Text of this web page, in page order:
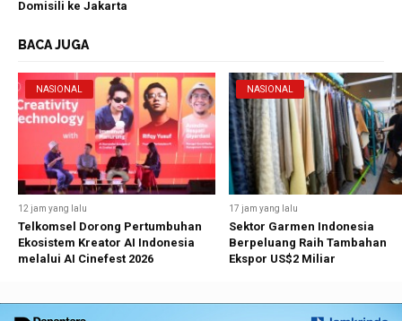
Domisili ke Jakarta
BACA JUGA
NASIONAL
12 jam yang lalu
Telkomsel Dorong Pertumbuhan
Ekosistem Kreator AI Indonesia
melalui AI Cinefest 2026
NASIONAL
17 jam yang lalu
Sektor Garmen Indonesia
Berpeluang Raih Tambahan
Ekspor US$2 Miliar